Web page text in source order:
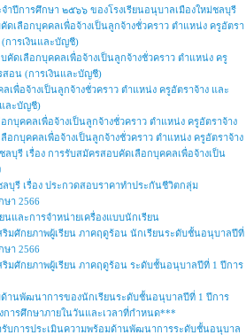
ำปีการศึกษา ๒๕๖๖ ของโรงเรียนอนุบาลเมืองใหม่ชลบุรี
ดเลือกบุคคลเพื่อจ้างเป็นลูกจ้างชั่วคราว ตําแหน่ง ครูอัตรา
การเงินและบัญชี)
คัดเลือกบุคคลเพื่อจ้างเป็นลูกจ้างชั่วคราว ตำแหน่ง ครู
อน (การเงินและบัญชี)
เพื่อจ้างเป็นลูกจ้างชั่วคราว ตำแหน่ง ครูอัตราจ้าง และ
ละบัญชี)
บุคคลเพื่อจ้างเป็นลูกจ้างชั่วคราว ตำแหน่ง ครูอัตราจ้าง
อกบุคคลเพื่อจ้างเป็นลูกจ้างชั่วคราว ตำแหน่ง ครูอัตราจ้าง
ลบุรี เรื่อง การรับสมัครสอบคัดเลือกบุคคลเพื่อจ้างเป็น
ลบุรี เรื่อง ประกวดสอบราคาทำประกันชีวิตกลุ่ม
ษา 2566
และการจำหน่ายเครื่องแบบนักเรียน
ริมศักยภาพผู้เรียน ภาคฤดูร้อน นักเรียนระดับชั้นอนุบาลปีที่
ษา 2566
ริมศักยภาพผู้เรียน ภาคฤดูร้อน ระดับชั้นอนุบาลปีที่ 1 ปีการ
ด้านพัฒนาการของนักเรียนระดับชั้นอนุบาลปีที่ 1 ปีการ
ารศึกษาภายในวันและเวลาที่กำหนด***
บการประเมินความพร้อมด้านพัฒนาการระดับชั้นอนุบาล